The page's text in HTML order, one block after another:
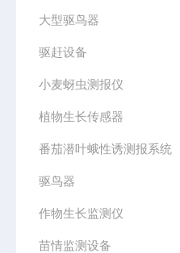
大型驱鸟器
驱赶设备
小麦蚜虫测报仪
植物生长传感器
番茄潜叶蛾性诱测报系统
驱鸟器
作物生长监测仪
苗情监测设备